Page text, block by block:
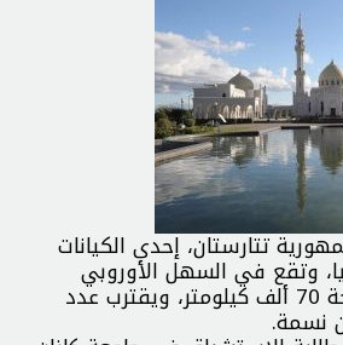
تتارستان، إحدى الكيانات
وتقع في السهل الأوروبي
الشرقي، على مساحة 70 ألف كيلومتر، ويقترب عدد